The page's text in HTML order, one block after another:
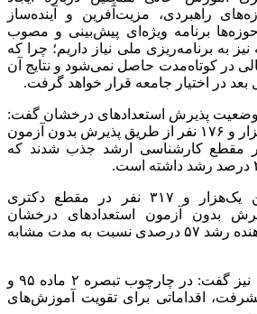
راهبردی، مزیت‌آفرین و آینده‌ساز
برنامه ویژه‌ای پیش‌بینی و مصوب
به برنامه‌ریزی ملی نیاز داریم؛ چرا که
در کوتاه‌مدت حاصل نمی‌شود و نتایج آن
در اختیار جامعه قرار خواهد گرفت.
وضعیت پذیرش استعدادهای درخشان گفت:
در سال ۱۴۰۴ تعداد یک‌هزار و ۱۷۶ نفر از طریق پذیرش بدون آزمون
مقطع کارشناسی ارشد جذب شدند که
نقی‌زاده افزود: همچنین یک‌هزار و ۳۱۷ نفر در مقطع دکتری
بدون آزمون استعدادهای درخشان
پذیرفته شدند که نشان‌دهنده رشد ۵۷ درصدی نسبت به مدت مشابه
وی درباره حوزه مهارتی نیز گفت: در چارچوب تبصره ۲ ماده ۹۵ و
پیشرفت، اقداماتی برای تقویت آموزش‌های